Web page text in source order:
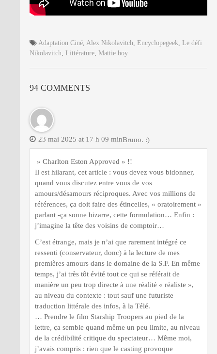
Adaptation Ciné, Alex Nikolavitch, Encyclopegeek, Le défi
Nikolavitch, Littérature, Mattie boy
94 COMMENTS
Bruno. :)
23 mai 2025 at 17 h 09 min
» Charlton Eston Approved » !!
Il est hilarant, cet article : vous devez vous bidonner,
quand vous discutez entre vous de vos
amours/désamours réciproques. Avec vos millions de
références, ça doit faire des étincelles, « oratoirement »
parlant -ça sonne bizarre, cette formulation… Enfin :
j’imagine la tête des voisins de comptoir…
C’est étrange, mais je n’ai que rarement intégré ce
ressenti (conservateur, donc) à la lecture de mes
premières amours dans le domaine de la S.F. En même
temps, j’ai très tôt évité tout ce qui se référait de
manière un peu trop directe à une réalité « réaliste »,
au niveau du contexte : tout sauf une futuriste
traduction littérale des infos, à la Télé.
… Prendre le film Starship Troopers au pied de la
lettre, ça semble quand même un peu limite, au niveau
de la crédibilité critique du spectateur… Même moi,
j’avais compris : rien que le casting provoque